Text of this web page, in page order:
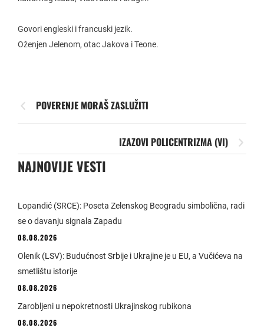
Govori engleski i francuski jezik.
Oženjen Jelenom, otac Jakova i Teone.
POVERENJE MORAŠ ZASLUŽITI
IZAZOVI POLICENTRIZMA (VI)
NAJNOVIJE VESTI
Lopandić (SRCE): Poseta Zelenskog Beogradu simbolična, radi
se o davanju signala Zapadu
08.08.2026
Olenik (LSV): Budućnost Srbije i Ukrajine je u EU, a Vučićeva na
smetlištu istorije
08.08.2026
Zarobljeni u nepokretnosti Ukrajinskog rubikona
08.08.2026